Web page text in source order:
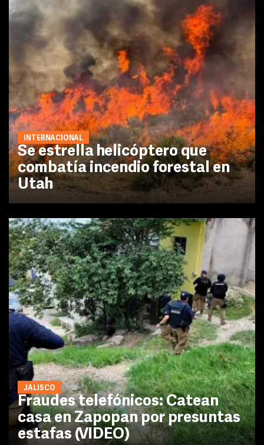
INTERNACIONAL
Se estrella helicóptero que
combatía incendio forestal en
Utah
JALISCO
Fraudes telefónicos: Catean
casa en Zapopan por presuntas
estafas (VIDEO)